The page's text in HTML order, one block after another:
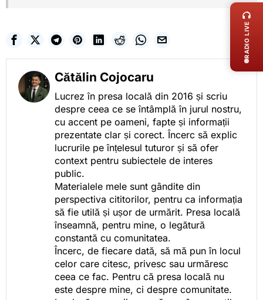
Cătălin Cojocaru
Lucrez în presa locală din 2016 și scriu
despre ceea ce se întâmplă în jurul nostru,
cu accent pe oameni, fapte și informații
prezentate clar și corect. Încerc să explic
lucrurile pe înțelesul tuturor și să ofer
context pentru subiectele de interes
public.
Materialele mele sunt gândite din
perspectiva cititorilor, pentru ca informația
să fie utilă și ușor de urmărit. Presa locală
înseamnă, pentru mine, o legătură
constantă cu comunitatea.
Încerc, de fiecare dată, să mă pun în locul
celor care citesc, privesc sau urmăresc
ceea ce fac. Pentru că presa locală nu
este despre mine, ci despre comunitate.
RADIO LIVE